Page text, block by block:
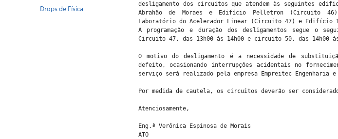
Drops de Física
desligamento dos circuitos que atendem às seguintes
Abrahão de Moraes e Edifício Pelletron (Circuito
Laboratório do Acelerador Linear (Circuito 47) e Edifício
A programação e duração dos desligamentos segue o
Circuito 47, das 13h00 às 14h00 e circuito 50, das 14h00
O motivo do desligamento é a necessidade de
defeito, ocasionando interrupções acidentais no
serviço será realizado pela empresa Empreitec Engenharia e
Por medida de cautela, os circuitos deverão ser
Atenciosamente,
Eng.ª Verônica Espinosa de Morais
ATO